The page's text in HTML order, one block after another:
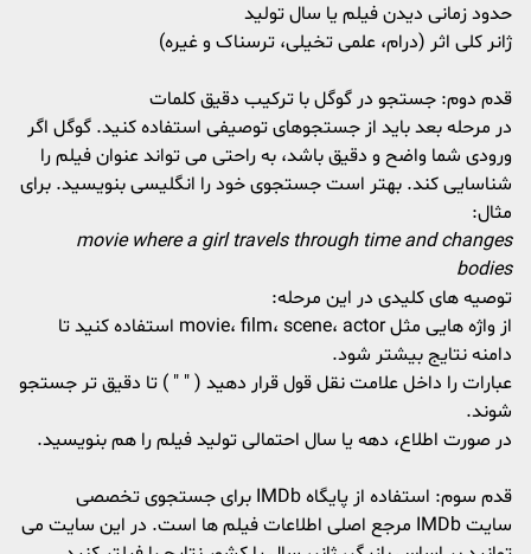
حدود زمانی دیدن فیلم یا سال تولید
ژانر کلی اثر (درام، علمی تخیلی، ترسناک و غیره)
قدم دوم: جستجو در گوگل با ترکیب دقیق کلمات
در مرحله بعد باید از جستجوهای توصیفی استفاده کنید. گوگل اگر
ورودی شما واضح و دقیق باشد، به راحتی می تواند عنوان فیلم را
شناسایی کند. بهتر است جستجوی خود را انگلیسی بنویسید. برای
مثال:
movie where a girl travels through time and changes
bodies
توصیه های کلیدی در این مرحله:
از واژه هایی مثل movie، film، scene، actor استفاده کنید تا
دامنه نتایج بیشتر شود.
عبارات را داخل علامت نقل قول قرار دهید ( " " ) تا دقیق تر جستجو
شوند.
در صورت اطلاع، دهه یا سال احتمالی تولید فیلم را هم بنویسید.
قدم سوم: استفاده از پایگاه IMDb برای جستجوی تخصصی
سایت IMDb مرجع اصلی اطلاعات فیلم ها است. در این سایت می